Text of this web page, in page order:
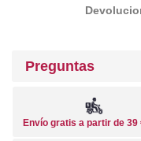
Preguntas
Envío gratis a partir de 39